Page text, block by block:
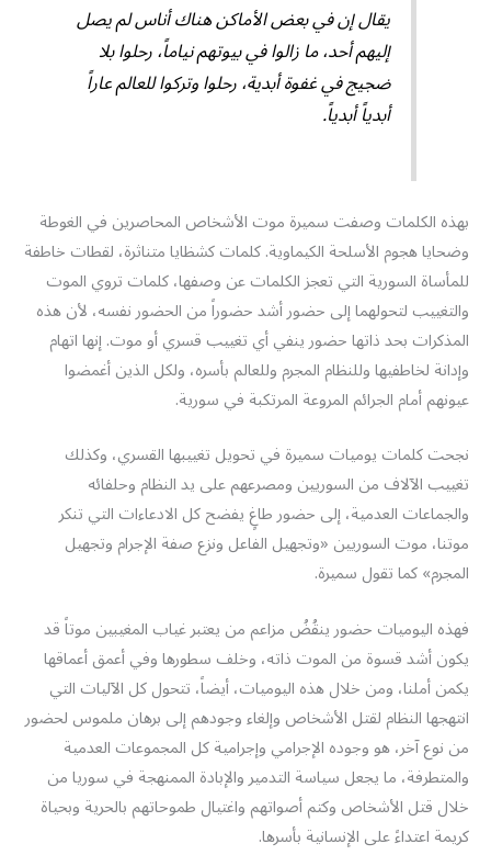
يقال إن في بعض الأماكن هناك أناس لم يصل
إليهم أحد، ما زالوا في بيوتهم نياماً، رحلوا بلا
ضجيج في غفوة أبدية، رحلوا وتركوا للعالم عاراً
أبدياً أبدياً.
بهذه الكلمات وصفت سميرة موت الأشخاص المحاصرين في الغوطة
وضحايا هجوم الأسلحة الكيماوية. كلمات كشظايا متناثرة، لقطات خاطفة
للمأساة السورية التي تعجز الكلمات عن وصفها، كلمات تروي الموت
والتغييب لتحولهما إلى حضور أشد حضوراً من الحضور نفسه، لأن هذه
المذكرات بحد ذاتها حضور ينفي أي تغييب قسري أو موت. إنها اتهام
وإدانة لخاطفيها وللنظام المجرم وللعالم بأسره، ولكل الذين أغمضوا
عيونهم أمام الجرائم المروعة المرتكبة في سورية.
نجحت كلمات يوميات سميرة في تحويل تغييبها القسري، وكذلك
تغييب الآلاف من السوريين ومصرعهم على يد النظام وحلفائه
والجماعات العدمية، إلى حضور طاغٍ يفضح كل الادعاءات التي تنكر
موتنا، موت السوريين «وتجهيل الفاعل ونزع صفة الإجرام وتجهيل
المجرم» كما تقول سميرة.
فهذه اليوميات حضور ينقُضُ مزاعم من يعتبر غياب المغيبين موتاً قد
يكون أشد قسوة من الموت ذاته، وخلف سطورها وفي أعمق أعماقها
يكمن أملنا، ومن خلال هذه اليوميات، أيضاً، تتحول كل الآليات التي
انتهجها النظام لقتل الأشخاص وإلغاء وجودهم إلى برهان ملموس لحضور
من نوع آخر، هو وجوده الإجرامي وإجرامية كل المجموعات العدمية
والمتطرفة، ما يجعل سياسة التدمير والإبادة الممنهجة في سوريا من
خلال قتل الأشخاص وكتم أصواتهم واغتيال طموحاتهم بالحرية وبحياة
كريمة اعتداءً على الإنسانية بأسرها.